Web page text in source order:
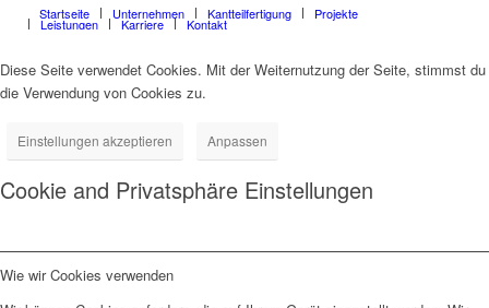
Startseite
Unternehmen Kantteilfertigung Projekte
Leistungen Karriere Kontakt
Diese Seite verwendet Cookies. Mit der Weiternutzung der Seite, stimmst du
die Verwendung von Cookies zu.
Einstellungen akzeptieren Anpassen
Cookie and Privatsphäre Einstellungen
Wie wir Cookies verwenden